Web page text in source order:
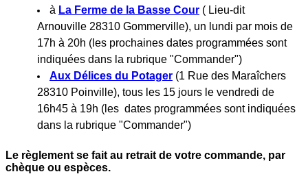
à La Ferme de la Basse Cour ( Lieu-dit
Arnouville 28310 Gommerville), un lundi par mois de
17h à 20h (les prochaines dates programmées sont
indiquées dans la rubrique "Commander")
Aux Délices du Potager (1 Rue des Maraîchers
28310 Poinville), tous les 15 jours le vendredi de
16h45 à 19h (les dates programmées sont indiquées
dans la rubrique "Commander")
Le règlement se fait au retrait de votre commande, par
chèque ou espèces.